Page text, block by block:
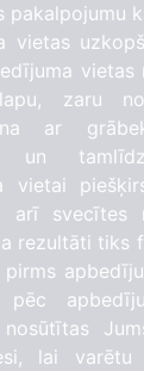
pakalpojumu
vietas
vietas
zaru
ar
un
vietai
arī svecītes
rezultāti tiks
lai varētu